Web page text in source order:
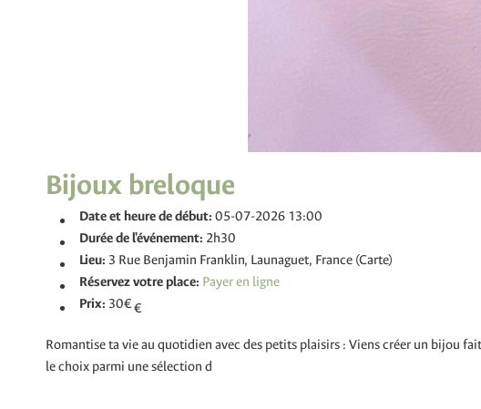
Bijoux breloque
Date et heure de début: 05-07-2026 13:00
Durée de l'événement: 2h30
Lieu: 3 Rue Benjamin Franklin, Launaguet, France (Carte)
Réservez votre place:
Prix: 30€€
Romantise ta vie au quotidien avec des petits plaisirs : Viens créer un bijou
le choix parmi une sélection d